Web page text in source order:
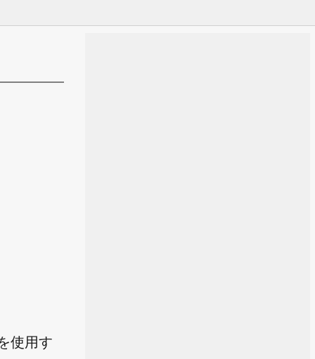
使用す